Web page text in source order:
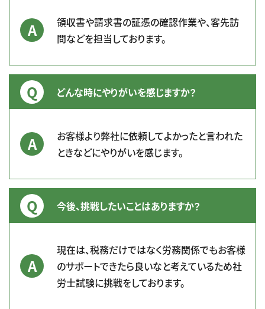
領収書や請求書の証憑の確認作業や、客先訪
問などを担当しております。
どんな時にやりがいを感じますか？
お客様より弊社に依頼してよかったと言われた
ときなどにやりがいを感じます。
今後、挑戦したいことはありますか？
現在は、税務だけではなく労務関係でもお客様
のサポートできたら良いなと考えているため社
労士試験に挑戦をしております。